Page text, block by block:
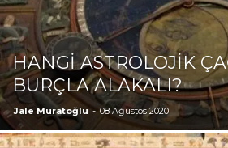
HANGİ ASTROLOJİK
BURÇLA ALAKALI?
Jale Muratoğlu - 08 Ağustos 2020